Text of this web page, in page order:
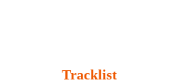
Tracklist